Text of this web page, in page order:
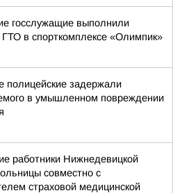
госслужащие выполнили
в спорткомплексе «Олимпик»
полицейские задержали
в умышленном повреждении
работники Нижнедевицкой
совместно с
страховой медицинской